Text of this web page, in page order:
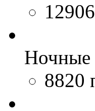
Ночные
8820